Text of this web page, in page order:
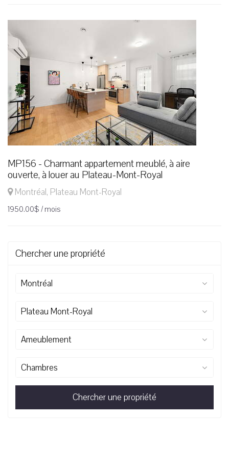
MP156 - Charmant appartement meublé, à aire
ouverte, à louer au Plateau-Mont-Royal
Montréal, Plateau Mont-Royal
1950.00$ / mois
Chercher une propriété
Montréal
Plateau Mont-Royal
Ameublement
Chambres
Chercher une propriété